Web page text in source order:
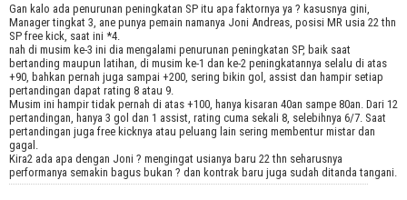
Gan kalo ada penurunan peningkatan SP itu apa faktornya ya ? kasusnya gini,
Manager tingkat 3, ane punya pemain namanya Joni Andreas, posisi MR usia 22 thn
SP free kick, saat ini *4.
nah di musim ke-3 ini dia mengalami penurunan peningkatan SP, baik saat
bertanding maupun latihan, di musim ke-1 dan ke-2 peningkatannya selalu di atas
+90, bahkan pernah juga sampai +200, sering bikin gol, assist dan hampir setiap
pertandingan dapat rating 8 atau 9.
Musim ini hampir tidak pernah di atas +100, hanya kisaran 40an sampe 80an. Dari 12
pertandingan, hanya 3 gol dan 1 assist, rating cuma sekali 8, selebihnya 6/7. Saat
pertandingan juga free kicknya atau peluang lain sering membentur mistar dan
gagal.
Kira2 ada apa dengan Joni ? mengingat usianya baru 22 thn seharusnya
performanya semakin bagus bukan ? dan kontrak baru juga sudah ditanda tangani.